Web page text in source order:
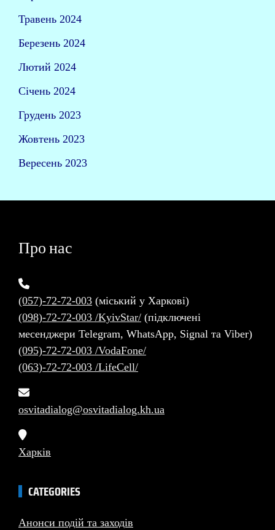
Травень 2024
Березень 2024
Лютий 2024
Січень 2024
Грудень 2023
Жовтень 2023
Вересень 2023
Про нас
(057)-72-72-003 (міський у Харкові)
(098)-72-72-003 /KyivStar/ (підключені
месенджери Telegram, WhatsApp, Signal та Viber)
(095)-72-72-003 /VodaFone/
(063)-72-72-003 /LifeCell/
osvitadialog@osvitadialog.kh.ua
Харків
CATEGORIES
Анонси подій та заходів